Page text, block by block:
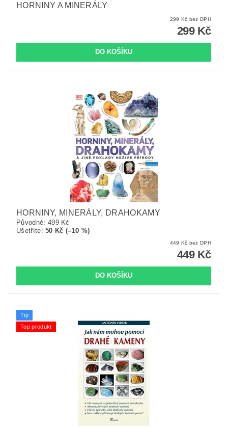
HORNINY A MINERÁLY
299 Kč bez DPH
299 Kč
HORNINY, MINERÁLY, DRAHOKAMY
Původně: 499 Kč
Ušetříte:50 Kč (–10 %)
449 Kč bez DPH
449 Kč
Tip
Top produkt